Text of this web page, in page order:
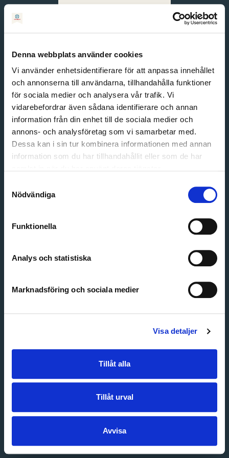
Denna webbplats använder cookies
Vi använder enhetsidentifierare för att anpassa innehållet
och annonserna till användarna, tillhandahålla funktioner
för sociala medier och analysera vår trafik. Vi
vidarebefordrar även sådana identifierare och annan
information från din enhet till de sociala medier och
annons- och analysföretag som vi samarbetar med.
Dessa kan i sin tur kombinera informationen med annan
information som du har tillhandahållit eller som de har
Nödvändiga
Funktionella
Analys och statistiska
Marknadsföring och sociala medier
Visa detaljer
Tillåt alla
Tillåt urval
Avvisa
English
Svenska
Email address
Customer service